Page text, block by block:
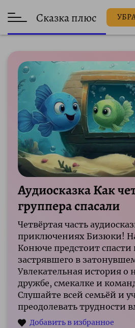
Сказка плюс
Аудиосказка Как
группера спасали
Четвёртая часть
приключениях Бизюки!
Конюче предстоит спасти
застрявшего в
Увлекательная история о
дружбе, смекалке и
Слушайте всей семьёй и
преодолевать трудности